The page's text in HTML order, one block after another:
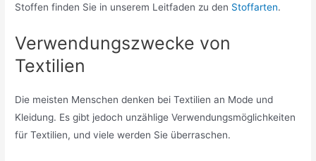
Stoffen finden Sie in unserem Leitfaden zu den Stoffarten.
Verwendungszwecke von
Textilien
Die meisten Menschen denken bei Textilien an Mode und
Kleidung. Es gibt jedoch unzählige Verwendungsmöglichkeiten
für Textilien, und viele werden Sie überraschen.